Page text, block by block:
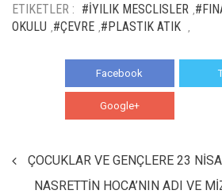
ETIKETLER : #İYILIK MESCLISLER
OKULU #ÇEVRE #PLASTIK ATIK
Facebook
Google+
ÇOCUKLAR VE GENÇLERE 23
NASRETTİN HOCA’NIN ADI VE